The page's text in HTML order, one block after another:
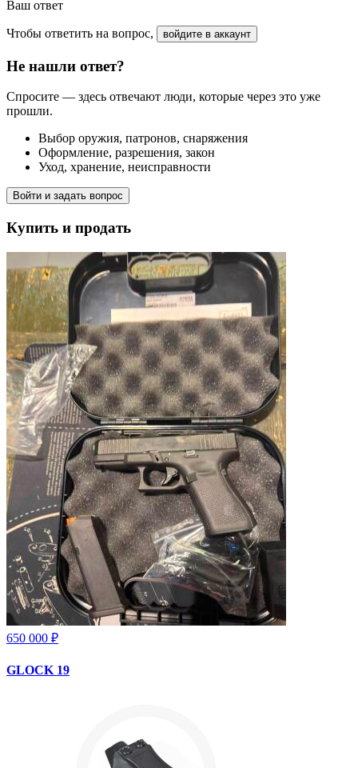
Ваш ответ
Чтобы ответить на вопрос, войдите в аккаунт
Не нашли ответ?
Спросите — здесь отвечают люди, которые через это уже
прошли.
Выбор оружия, патронов, снаряжения
Оформление, разрешения, закон
Уход, хранение, неисправности
Войти и задать вопрос
Купить и продать
650 000 ₽
GLOCK 19